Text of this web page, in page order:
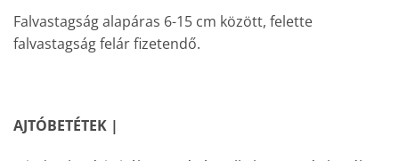
Falvastagság alapáras 6-15 cm között, felette
falvastagság felár fizetendő.
AJTÓBETÉTEK |